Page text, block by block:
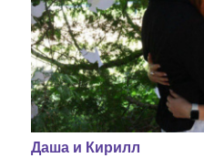
Даша и Кирилл